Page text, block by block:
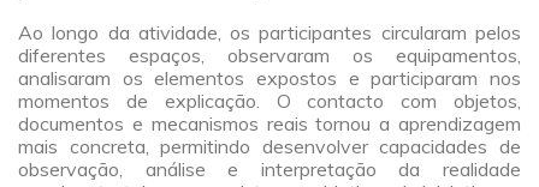
Ao longo da atividade, os participantes circularam pelos
diferentes espaços, observaram os equipamentos,
analisaram os elementos expostos e participaram nos
momentos de explicação. O contacto com objetos,
documentos e mecanismos reais tornou a aprendizagem
mais concreta, permitindo desenvolver capacidades de
observação, análise e interpretação da realidade